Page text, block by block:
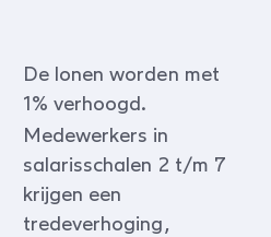
De lonen worden met
1% verhoogd.
Medewerkers in
salarisschalen 2 t/m 7
krijgen een
tredeverhoging,